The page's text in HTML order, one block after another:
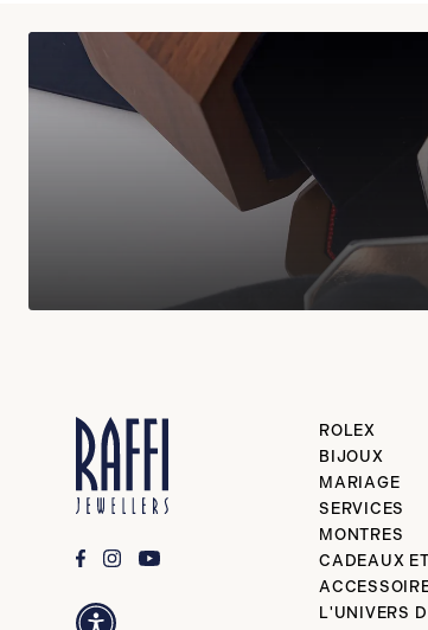
ROLEX
BIJOUX
MARIAGE
SERVICES
MONTRES
CADEAUX ET
L'UNIVERS